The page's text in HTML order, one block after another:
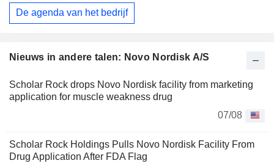
Nieuws in andere talen: Novo Nordisk A/S
Scholar Rock drops Novo Nordisk facility from marketing
application for muscle weakness drug
07/08
Scholar Rock Holdings Pulls Novo Nordisk Facility From
Drug Application After FDA Flag
De agenda van het bedrijf